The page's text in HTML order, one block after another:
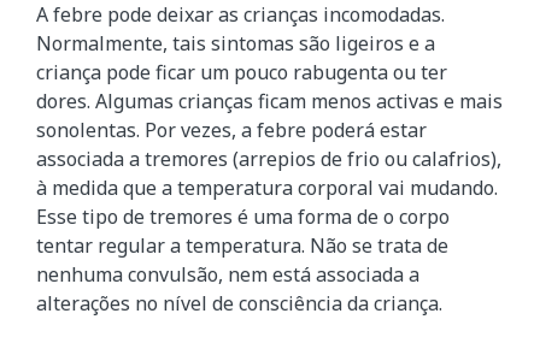
A febre pode deixar as crianças incomodadas.
Normalmente, tais sintomas são ligeiros e a
criança pode ficar um pouco rabugenta ou ter
dores. Algumas crianças ficam menos activas e mais
sonolentas. Por vezes, a febre poderá estar
associada a tremores (arrepios de frio ou calafrios),
à medida que a temperatura corporal vai mudando.
Esse tipo de tremores é uma forma de o corpo
tentar regular a temperatura. Não se trata de
nenhuma convulsão, nem está associada a
alterações no nível de consciência da criança.